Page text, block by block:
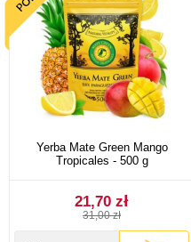
Yerba Mate Green Mango
Tropicales - 500 g
21,70 zł
31,00 zł